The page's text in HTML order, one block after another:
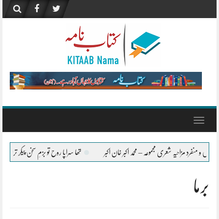
content
Toggle
مزاحیہ شعری مجموعہ – محمد اکبر خان اکبر تھا سراپا روح تو بزمِ سخن پیکر ترا – محمد اکبر خان
برما